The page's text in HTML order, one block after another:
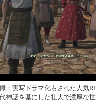
：実写ドラマ化もされた人気
神話を基にした壮大で濃厚な